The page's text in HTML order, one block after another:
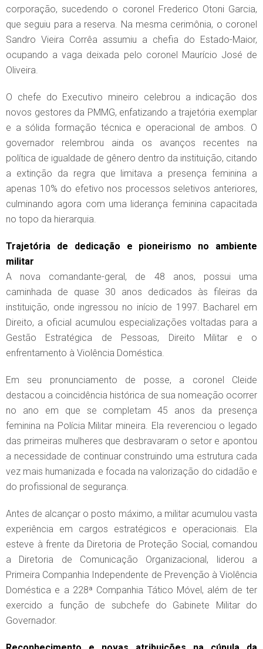
corporação, sucedendo o coronel Frederico Otoni Garcia,
que seguiu para a reserva. Na mesma cerimônia, o coronel
Sandro Vieira Corrêa assumiu a chefia do Estado-Maior,
ocupando a vaga deixada pelo coronel Maurício José de
Oliveira.
O chefe do Executivo mineiro celebrou a indicação dos
novos gestores da PMMG, enfatizando a trajetória exemplar
e a sólida formação técnica e operacional de ambos. O
governador relembrou ainda os avanços recentes na
política de igualdade de gênero dentro da instituição, citando
a extinção da regra que limitava a presença feminina a
apenas 10% do efetivo nos processos seletivos anteriores,
culminando agora com uma liderança feminina capacitada
no topo da hierarquia.
Trajetória de dedicação e pioneirismo no ambiente
militar
A nova comandante-geral, de 48 anos, possui uma
caminhada de quase 30 anos dedicados às fileiras da
instituição, onde ingressou no início de 1997. Bacharel em
Direito, a oficial acumulou especializações voltadas para a
Gestão Estratégica de Pessoas, Direito Militar e o
enfrentamento à Violência Doméstica.
Em seu pronunciamento de posse, a coronel Cleide
destacou a coincidência histórica de sua nomeação ocorrer
no ano em que se completam 45 anos da presença
feminina na Polícia Militar mineira. Ela reverenciou o legado
das primeiras mulheres que desbravaram o setor e apontou
a necessidade de continuar construindo uma estrutura cada
vez mais humanizada e focada na valorização do cidadão e
do profissional de segurança.
Antes de alcançar o posto máximo, a militar acumulou vasta
experiência em cargos estratégicos e operacionais. Ela
esteve à frente da Diretoria de Proteção Social, comandou
a Diretoria de Comunicação Organizacional, liderou a
Primeira Companhia Independente de Prevenção à Violência
Doméstica e a 228ª Companhia Tático Móvel, além de ter
exercido a função de subchefe do Gabinete Militar do
Governador.